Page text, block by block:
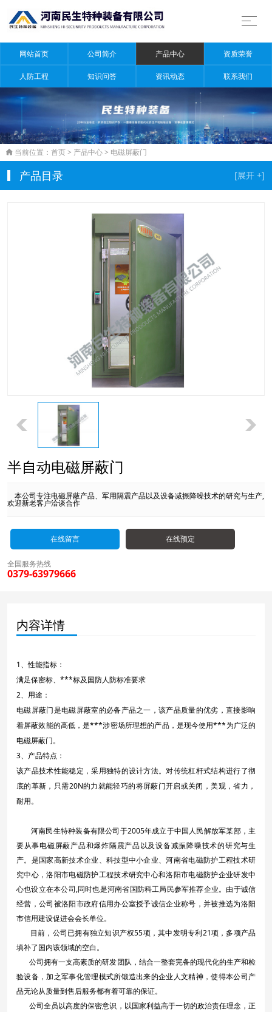
网站首页 公司简介 产品中心 资质荣誉
人防工程 知识问答 资讯动态 联系我们
 当前位置： 首页> 产品中心> 电磁屏蔽门
产品目录
半自动电磁屏蔽门
本公司专注电磁屏蔽产品、军用隔震产品以及设备减振降噪技术的研究与生产,
欢迎新老客户洽谈合作
在线留言 在线预定
全国服务热线
0379-63979666
内容详情
1、性能指标：
满足保密标、***标及国防人防标准要求
2、用途：
电磁屏蔽门是电磁屏蔽室的必备产品之一，该产品质量的优劣，直接影响
着屏蔽效能的高低，是***涉密场所理想的产品，是现今使用***为广泛的
电磁屏蔽门。
3、产品特点：
该产品技术性能稳定，采用独特的设计方法。对传统杠杆式结构进行了彻
底的革新，只需20N的力就能轻巧的将屏蔽门开启或关闭，美观，省力，
耐用。
河南民生特种装备有限公司于2005年成立于中国人民解放军某部，主
要从事电磁屏蔽产品和爆炸隔震产品以及设备减振降噪技术的研究与生
产。是国家高新技术企业、科技型中小企业、河南省电磁防护工程技术研
究中心，洛阳市电磁防护工程技术研究中心和洛阳市电磁防护企业研发中
心也设立在本公司,同时也是河南省国防科工局民参军推荐企业。由于诚信
经营，公司被洛阳市政府信用办公室授予诚信企业称号，并被推选为洛阳
市信用建设促进会会长单位。
目前，公司已拥有独立知识产权55项，其中发明专利21项，多项产品
填补了国内该领域的空白。
公司拥有一支高素质的研发团队，结合一整套完备的现代化的生产和检
验设备，加之军事化管理模式所锻造出来的企业人文精神，使得本公司产
品无论从质量到售后服务都有着可靠的保证。
公司全员以高度的保密意识，以国家利益高于一切的政治责任理念，正